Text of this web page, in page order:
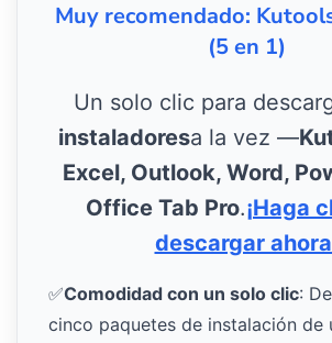
Muy recomendado:
(5 en 1)
Un solo clic para
instaladoresa la vez —
Excel, Outlook, Word,
Office Tab Pro.¡Haga
descargar
✅Comodidad con un solo clic:
cinco paquetes de instalación de